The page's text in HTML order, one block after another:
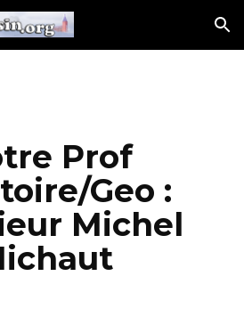
Skip to navigation
Prof
Geo :
Michel